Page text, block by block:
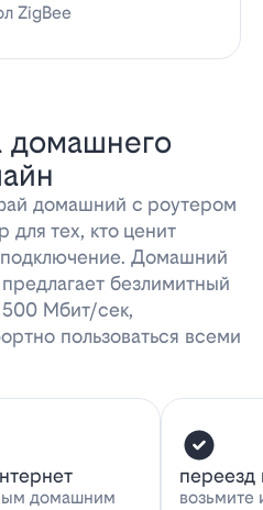
ZigBee
домашнего
домашний с роутером
тех, кто ценит
Домашний
безлимитный
500 Мбит/сек,
пользоваться всеми
домашним
переезд
возьмите